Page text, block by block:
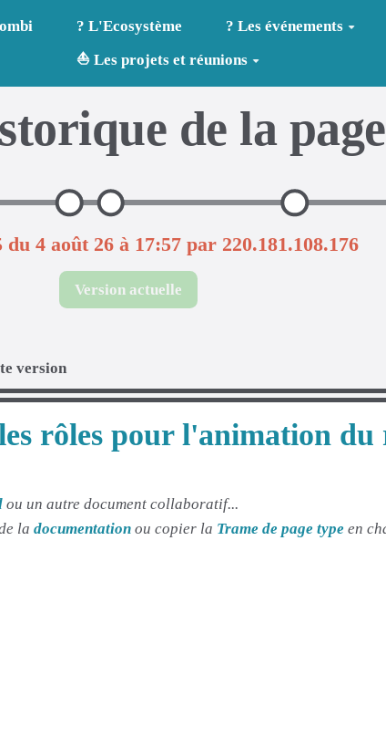
? L'Ecosystème ? Les événements
⛵ Les projets et réunions
de la page
du 4 août 26 à 17:57 par 220.181.108.176
Version actuelle
version